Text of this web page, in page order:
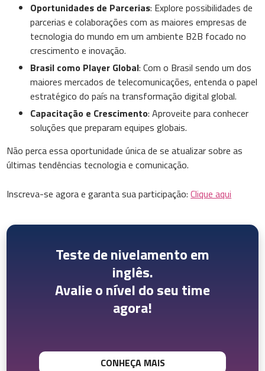
Oportunidades de Parcerias: Explore possibilidades de
parcerias e colaborações com as maiores empresas de
tecnologia do mundo em um ambiente B2B focado no
crescimento e inovação.
Brasil como Player Global: Com o Brasil sendo um dos
maiores mercados de telecomunicações, entenda o papel
estratégico do país na transformação digital global.
Capacitação e Crescimento: Aproveite para conhecer
soluções que preparam equipes globais.
Não perca essa oportunidade única de se atualizar sobre as
últimas tendências tecnologia e comunicação.
Inscreva-se agora e garanta sua participação:Clique aqui
Teste de nivelamento em
inglês.
Avalie o nível do seu time
agora!
CONHEÇA MAIS